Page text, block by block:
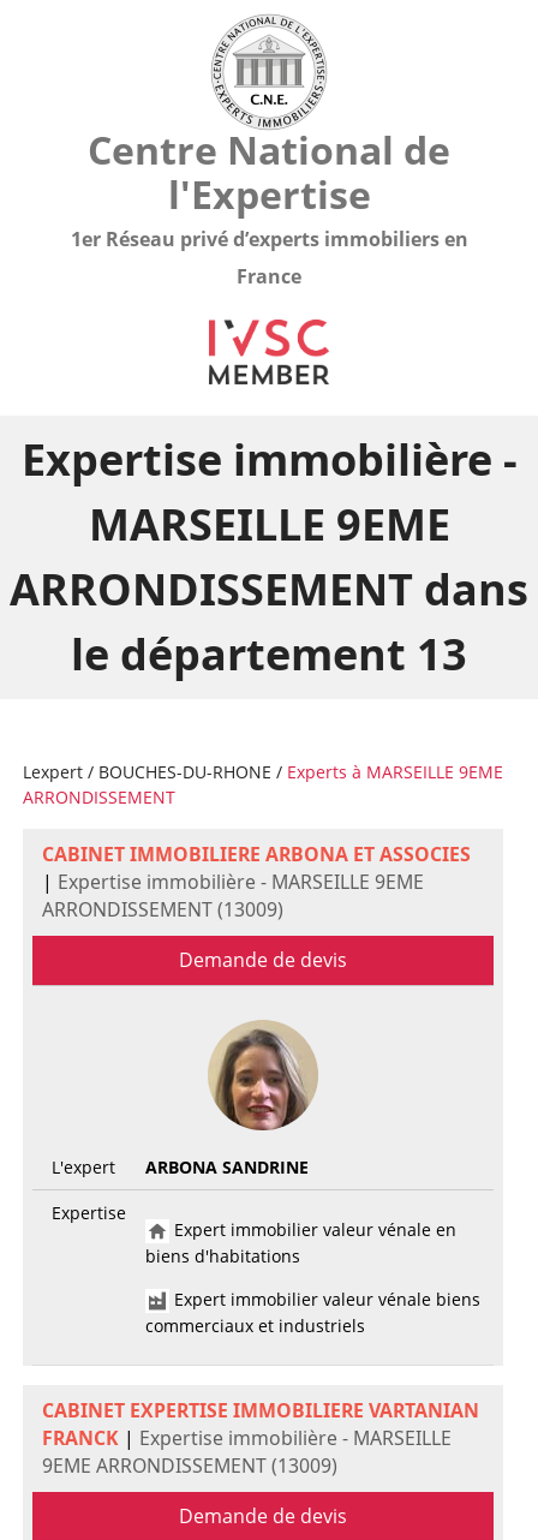
Centre National de
l'Expertise
1er Réseau privé d’experts immobiliers en
France
Expertise immobilière -
MARSEILLE 9EME
ARRONDISSEMENT dans
le département 13
Lexpert/ BOUCHES-DU-RHONE / Experts à MARSEILLE 9EME
ARRONDISSEMENT
CABINET IMMOBILIERE ARBONA ET ASSOCIES
| Expertise immobilière - MARSEILLE 9EME
ARRONDISSEMENT (13009)
Demande de devis
L'expert
ARBONA SANDRINE
Expertise
Expert immobilier valeur vénale en
biens d'habitations
Expert immobilier valeur vénale biens
commerciaux et industriels
CABINET EXPERTISE IMMOBILIERE VARTANIAN
FRANCK| Expertise immobilière - MARSEILLE
9EME ARRONDISSEMENT (13009)
Demande de devis